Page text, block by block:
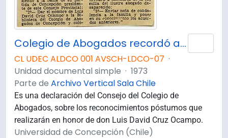
Colegio de Abogados recordó a Luis David Cruz.
CL UDEC ALDCO 001 AVSCH-LDCO-07 ·
Unidad documental simple · 1973
Parte de Archivo Vertical Sala Chile
Es una declaración del Consejo del Colegio de
Abogados, sobre los reconocimientos póstumos que
realizarán en honor de don Luis David Cruz Ocampo.
Universidad de Concepción (Chile)